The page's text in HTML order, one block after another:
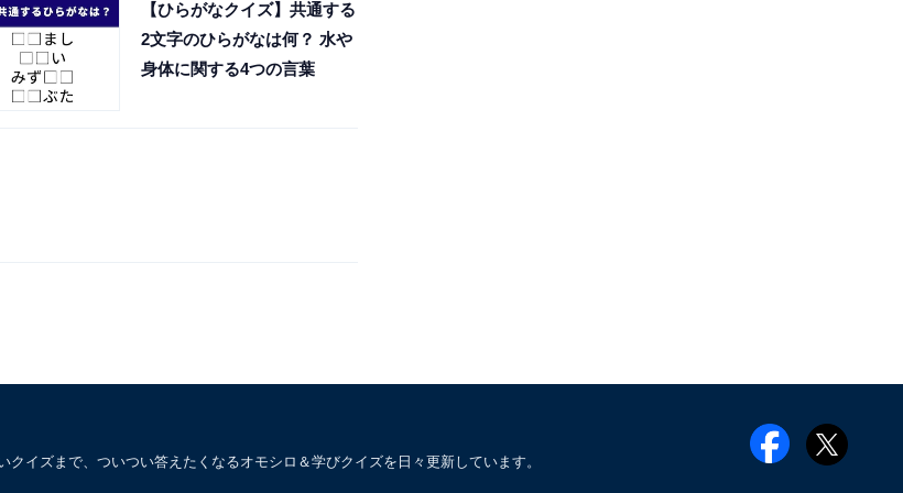
【ひらがなクイズ】共通する
2文字のひらがなは何？ 水や
身体に関する4つの言葉
イズまで、ついつい答えたくなるオモシロ＆学びクイズを日々更新しています。